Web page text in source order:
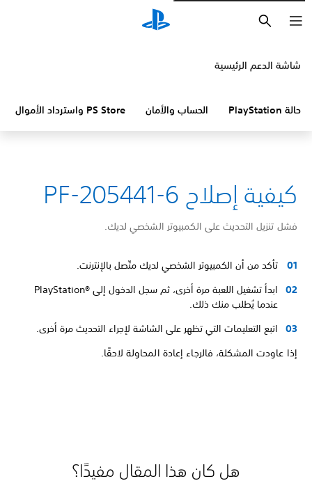
شاشة الدعم الرئيسية
حالة PlayStation الحساب والأمان PS Store واسترداد الأموال
كيفية إصلاح PF-205441-6
فشل تنزيل التحديث على الكمبيوتر الشخصي لديك.
تأكد من أن الكمبيوتر الشخصي لديك متّصل بالإنترنت.
ابدأ تشغيل اللعبة مرة أخرى، ثم سجل الدخول إلى PlayStation®‎
عندما يُطلب منك ذلك.
اتبع التعليمات التي تظهر على الشاشة لإجراء التحديث مرة أخرى.
إذا عاودت المشكلة، فالرجاء إعادة المحاولة لاحقًا.
هل كان هذا المقال مفيدًا؟